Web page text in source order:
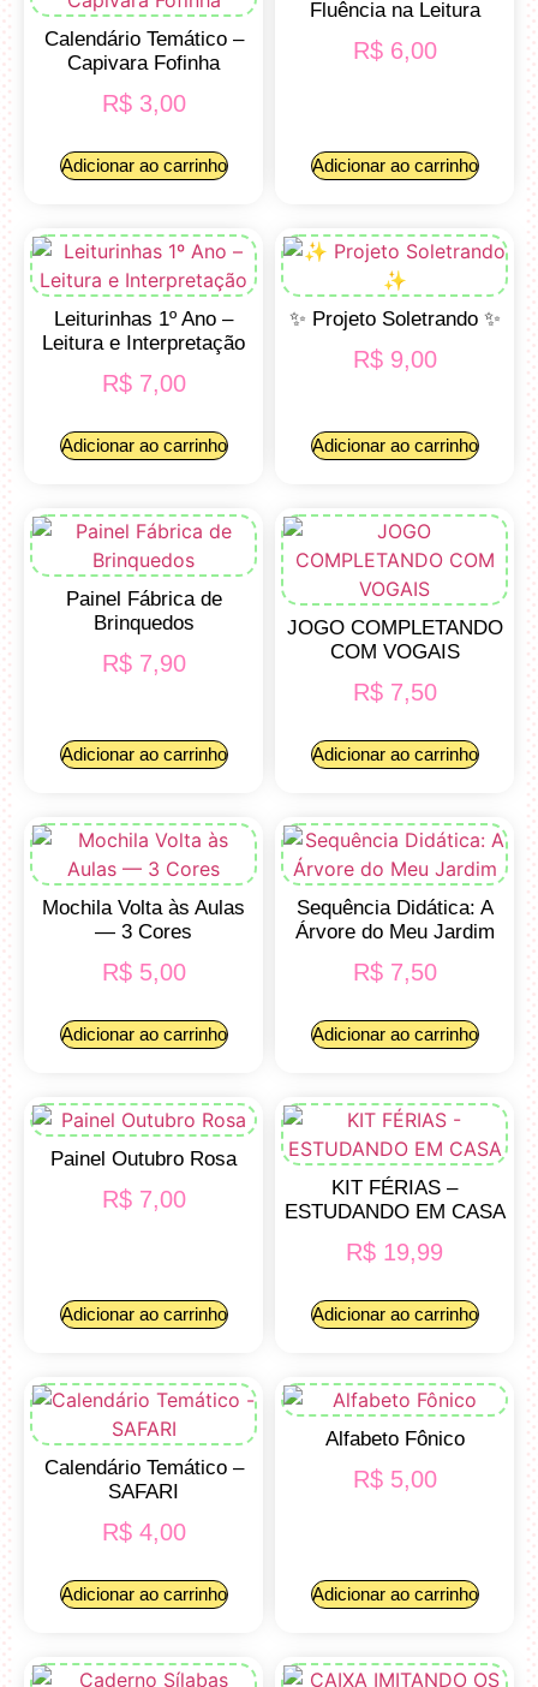
Calendário Temático –
Capivara Fofinha
R$3,00
Adicionar ao carrinho
Fluência na Leitura
R$6,00
Adicionar ao carrinho
Leiturinhas 1º Ano –
Leitura e Interpretação
R$7,00
Adicionar ao carrinho
✨ Projeto Soletrando ✨
R$9,00
Adicionar ao carrinho
Painel Fábrica de
Brinquedos
R$7,90
Adicionar ao carrinho
JOGO COMPLETANDO
COM VOGAIS
R$7,50
Adicionar ao carrinho
Mochila Volta às Aulas
— 3 Cores
R$5,00
Adicionar ao carrinho
Sequência Didática: A
Árvore do Meu Jardim
R$7,50
Adicionar ao carrinho
Painel Outubro Rosa
R$7,00
Adicionar ao carrinho
KIT FÉRIAS –
ESTUDANDO EM CASA
R$ 19,99
Adicionar ao carrinho
Calendário Temático –
SAFARI
R$4,00
Adicionar ao carrinho
Alfabeto Fônico
R$5,00
Adicionar ao carrinho